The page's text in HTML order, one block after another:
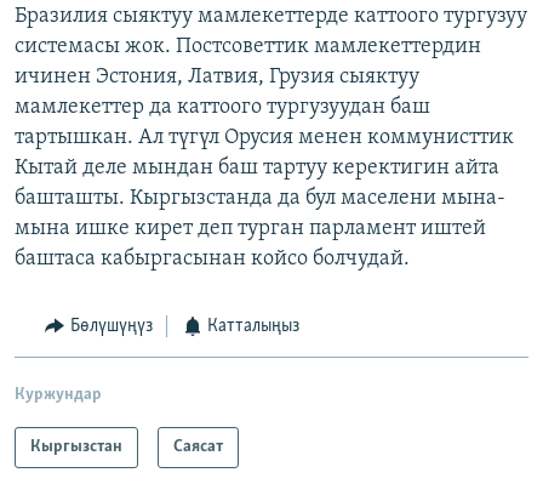
Бразилия сыяктуу мамлекеттерде каттоого тургузуу
системасы жок. Постсоветтик мамлекеттердин
ичинен Эстония, Латвия, Грузия сыяктуу
мамлекеттер да каттоого тургузуудан баш
тартышкан. Ал түгүл Орусия менен коммунисттик
Кытай деле мындан баш тартуу керектигин айта
башташты. Кыргызстанда да бул маселени мына-
мына ишке кирет деп турган парламент иштей
баштаса кабыргасынан койсо болчудай.
Бөлүшүңүз Катталыңыз
Куржундар
Кыргызстан Саясат